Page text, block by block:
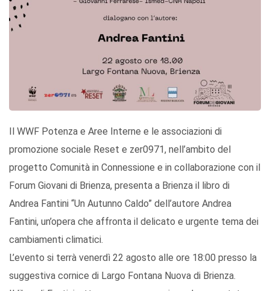
Il WWF Potenza e Aree Interne e le associazioni di
promozione sociale Reset e zer0971, nell’ambito del
progetto Comunità in Connessione e in collaborazione con il
Forum Giovani di Brienza, presenta a Brienza il libro di
Andrea Fantini “Un Autunno Caldo” dell’autore Andrea
Fantini, un’opera che affronta il delicato e urgente tema dei
cambiamenti climatici.
L’evento si terrà venerdì 22 agosto alle ore 18:00 presso la
suggestiva cornice di Largo Fontana Nuova di Brienza.